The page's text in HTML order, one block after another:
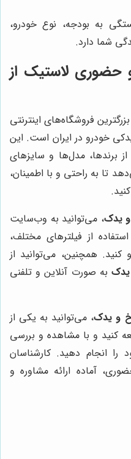
به بودجه، نوع خودرو،
شما دارد.
حضوری لاستیک از
فروشگاه‌های اینترنتی
خودرو در ایران است. این
از برندها، مدل‌ها و سایزهای
تا به راحتی و با اطمینان،
یدک، می‌توانید به وب‌سایت
از فیلترهای مختلف،
همچنین، می‌توانید از
به صورت آنلاین و تلفنی
و یدک، می‌توانید به یکی از
کنید و با مشاهده و بررسی
را انجام دهید. کارشناسان
آماده ارائه مشاوره و